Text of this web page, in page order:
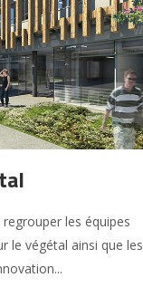
les équipes
le végétal ainsi que les